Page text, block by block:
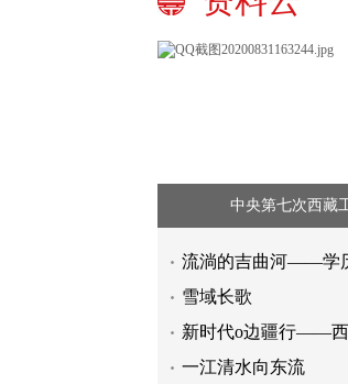
中央第七次西藏
流淌的吉曲河——学
雪域长歌
新时代o边疆行——
一江清水向东流